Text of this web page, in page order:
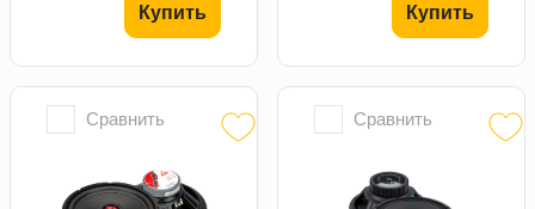
Купить Купить
Сравнить Сравнить